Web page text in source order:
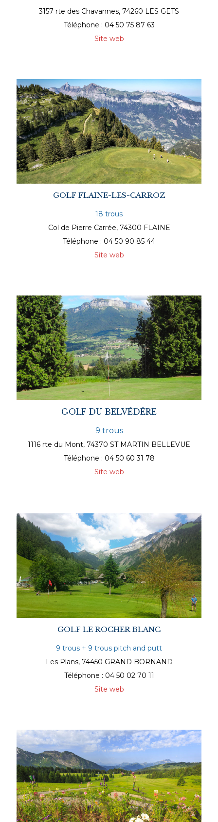
3157 rte des Chavannes, 74260 LES GETS
Téléphone : 04 50 75 87 63
Site web
GOLF FLAINE-LES-CARROZ
18 trous
Col de Pierre Carrée, 74300 FLAINE
Téléphone : 04 50 90 85 44
Site web
GOLF DU BELVÉDÈRE
9 trous
1116 rte du Mont, 74370 ST MARTIN BELLEVUE
Téléphone : 04 50 60 31 78
Site web
GOLF LE ROCHER BLANC
9 trous + 9 trous pitch and putt
Les Plans, 74450 GRAND BORNAND
Téléphone : 04 50 02 70 11
Site web